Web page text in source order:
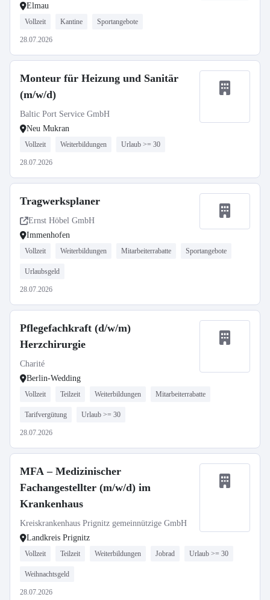
Elmau
Vollzeit Kantine Sportangebote
28.07.2026
Monteur für Heizung und Sanitär
(m/w/d)
Baltic Port Service GmbH
Neu Mukran
Vollzeit Weiterbildungen Urlaub >= 30
28.07.2026
Tragwerksplaner
Ernst Höbel GmbH
Immenhofen
Vollzeit Weiterbildungen Mitarbeiterrabatte Sportangebote
Urlaubsgeld
28.07.2026
Pflegefachkraft (d/w/m)
Herzchirurgie
Charité
Berlin-Wedding
Vollzeit Teilzeit Weiterbildungen Mitarbeiterrabatte
Tarifvergütung Urlaub >= 30
28.07.2026
MFA – Medizinischer
Fachangestellter (m/w/d) im
Krankenhaus
Kreiskrankenhaus Prignitz gemeinnützige GmbH
Landkreis Prignitz
Vollzeit Teilzeit Weiterbildungen Jobrad Urlaub >= 30
Weihnachtsgeld
28.07.2026